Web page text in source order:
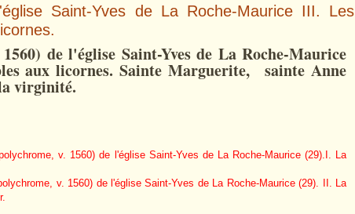
Saint-Yves de La Roche-Maurice III. Les
de l'église Saint-Yves de La Roche-Maurice
aux licornes. Sainte Marguerite, sainte Anne
virginité.
v. 1560) de l'église Saint-Yves de La Roche-Maurice (29).I. La
v. 1560) de l'église Saint-Yves de La Roche-Maurice (29). II. La